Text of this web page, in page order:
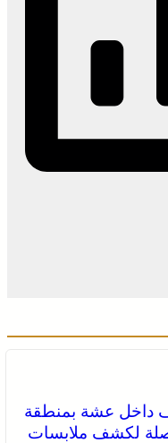
داخل عشة بمنطقة
لكشف ملابسات